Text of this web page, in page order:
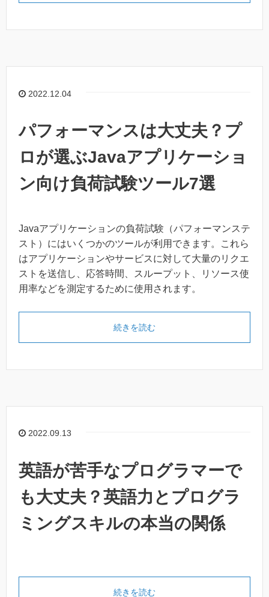
2022.12.04
パフォーマンスは大丈夫？プ
ロが選ぶJavaアプリケーショ
ン向け負荷試験ツール7選
Javaアプリケーションの負荷試験（パフォーマンステ
スト）にはいくつかのツールが利用できます。これら
はアプリケーションやサービスに対して大量のリクエ
ストを送信し、応答時間、スループット、リソース使
用率などを測定するために使用されます。
続きを読む
2022.09.13
英語が苦手なプログラマーで
も大丈夫？英語力とプログラ
ミングスキルの本当の関係
続きを読む